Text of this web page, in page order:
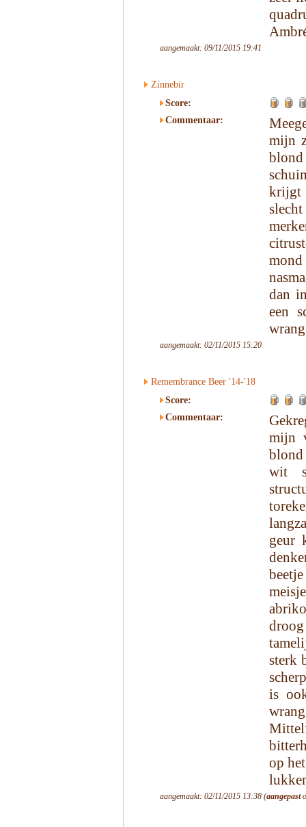
aangemaakt: 09/11/2015 19:41
Zinnebir
Score:
Commentaar:
mijn
krijgt
dan
een
aangemaakt: 02/11/2015 15:20
Remembrance Beer '14-'18
Score:
Commentaar:
mijn
blond
wit
geur
sterk
is
op
aangemaakt: 02/11/2015 13:38 (aangepast